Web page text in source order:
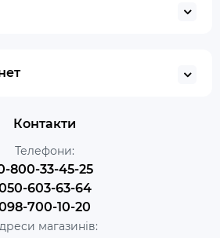
Контакти
Телефони:
800-33-45-25
603-63-64
700-10-20
магазинів: